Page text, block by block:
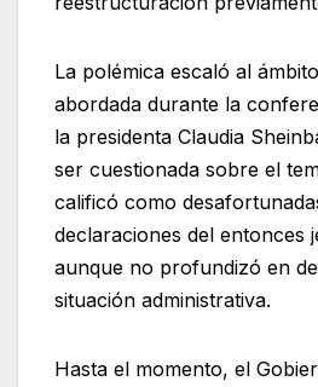
La polémica escaló al
abordada durante la
la presidenta Claudia
ser cuestionada sobre el
calificó como
declaraciones del entonces
aunque no profundizó en
situación administrativa.
Hasta el momento, el